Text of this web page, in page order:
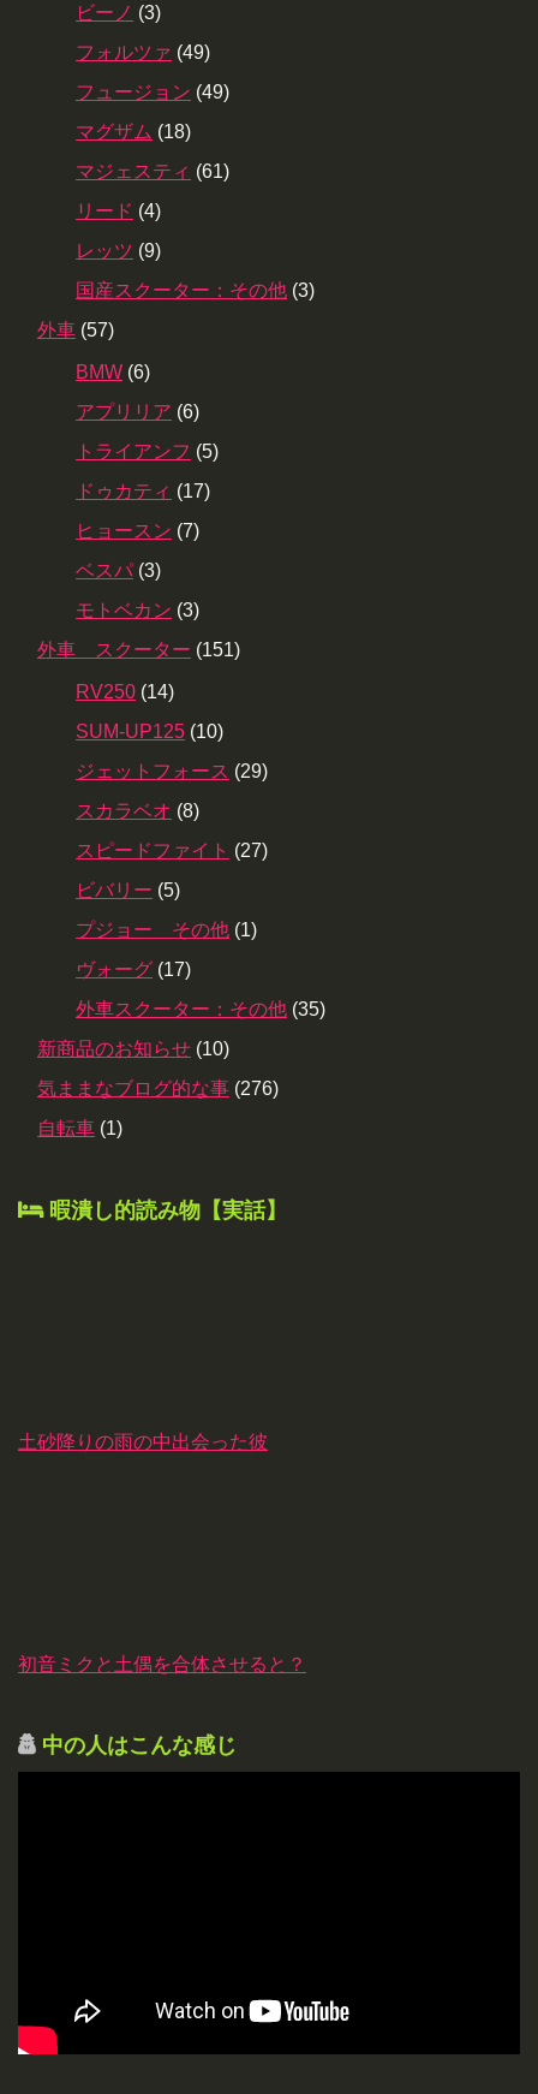
ビーノ (3)
フォルツァ (49)
フュージョン (49)
マグザム (18)
マジェスティ (61)
リード (4)
レッツ (9)
国産スクーター：その他 (3)
外車 (57)
BMW (6)
アプリリア (6)
トライアンフ (5)
ドゥカティ (17)
ヒョースン (7)
ベスパ (3)
モトベカン (3)
外車 スクーター (151)
RV250 (14)
SUM-UP125 (10)
ジェットフォース (29)
スカラベオ (8)
スピードファイト (27)
ビバリー (5)
プジョー その他 (1)
ヴォーグ (17)
外車スクーター：その他 (35)
新商品のお知らせ (10)
気ままなブログ的な事 (276)
自転車 (1)
暇潰し的読み物【実話】
土砂降りの雨の中出会った彼
初音ミクと土偶を合体させると？
中の人はこんな感じ